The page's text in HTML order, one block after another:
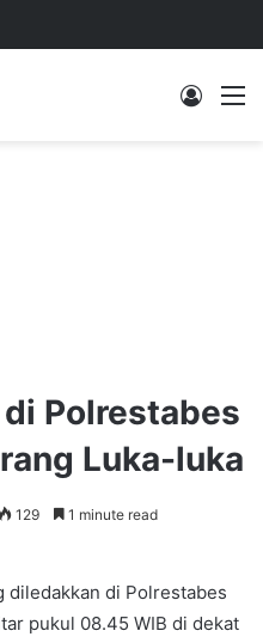
Log In
Polrestabes
Luka-luka
129 1 minute read
diledakkan di Polrestabes
pukul 08.45 WIB di dekat